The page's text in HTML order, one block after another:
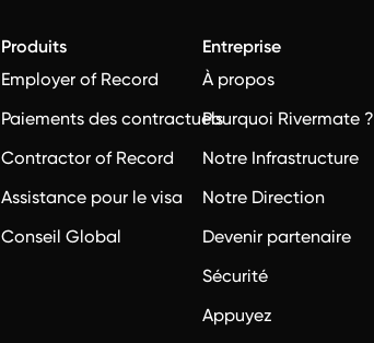
Produits
Employer of Record
Paiements des contractuels
Contractor of Record
Assistance pour le visa
Conseil Global
Entreprise
À propos
Pourquoi Rivermate ?
Notre Infrastructure
Notre Direction
Devenir partenaire
Sécurité
Appuyez